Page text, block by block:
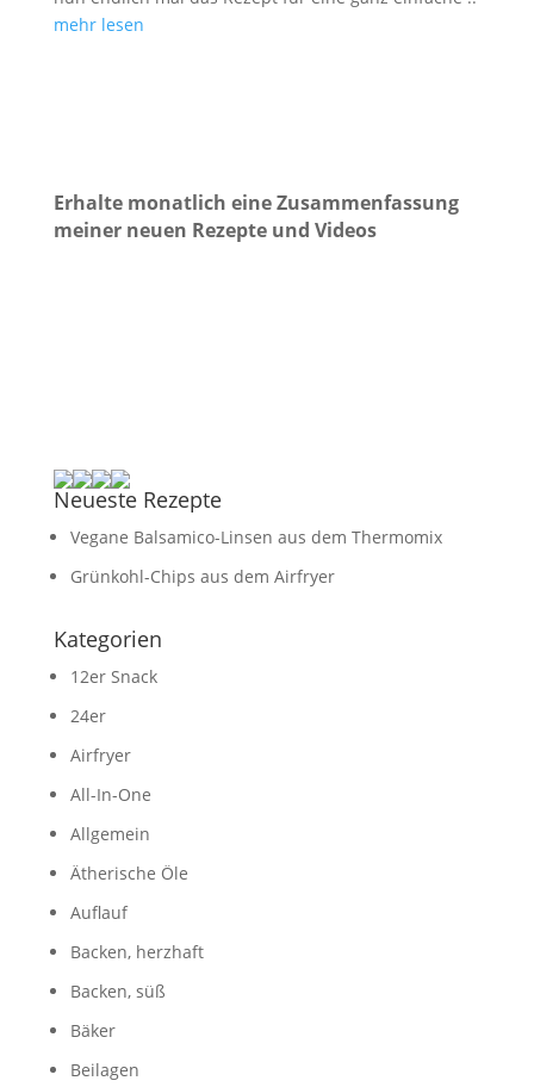
mehr lesen
Erhalte monatlich eine Zusammenfassung
meiner neuen Rezepte und Videos
Neueste Rezepte
Vegane Balsamico-Linsen aus dem Thermomix
Grünkohl-Chips aus dem Airfryer
Kategorien
12er Snack
24er
Airfryer
All-In-One
Allgemein
Ätherische Öle
Auflauf
Backen, herzhaft
Backen, süß
Bäker
Beilagen